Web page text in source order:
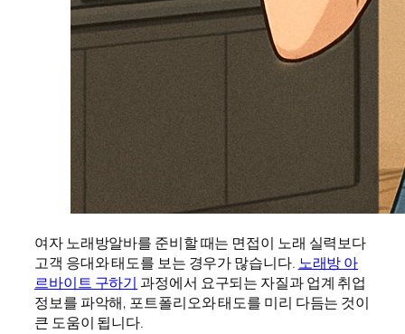
여자 노래방알바를 준비할 때는 면접이 노래 실력보다
고객 응대와 태도를 보는 경우가 많습니다. 노래방 아
르바이트 구하기 과정에서 요구되는 자질과 업계 취업
정보를 파악해, 포트폴리오와 태도를 미리 다듬는 것이
큰 도움이 됩니다.